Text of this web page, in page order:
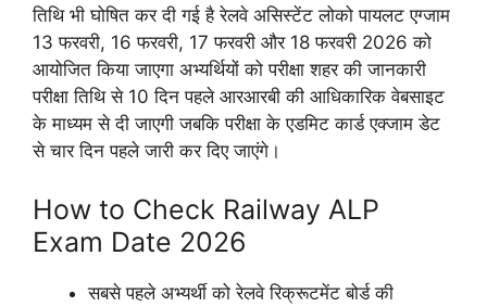
तिथि भी घोषित कर दी गई है रेलवे असिस्टेंट लोको पायलट एग्जाम
13 फरवरी, 16 फरवरी, 17 फरवरी और 18 फरवरी 2026 को
आयोजित किया जाएगा अभ्यर्थियों को परीक्षा शहर की जानकारी
परीक्षा तिथि से 10 दिन पहले आरआरबी की आधिकारिक वेबसाइट
के माध्यम से दी जाएगी जबकि परीक्षा के एडमिट कार्ड एक्जाम डेट
से चार दिन पहले जारी कर दिए जाएंगे।
How to Check Railway ALP
Exam Date 2026
सबसे पहले अभ्यर्थी को रेलवे रिक्रूटमेंट बोर्ड की